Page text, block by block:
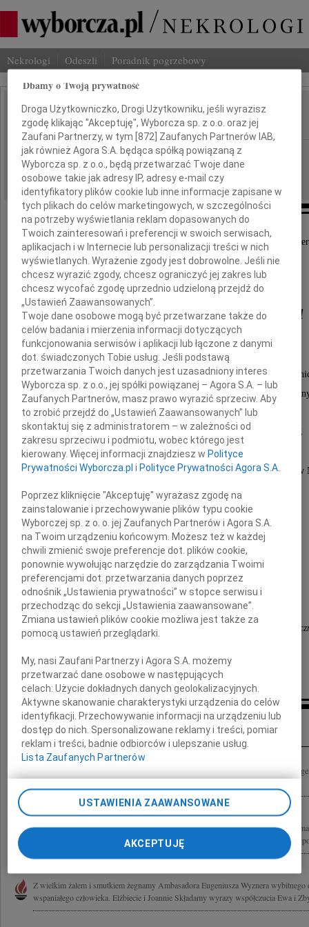
Nekrologi Odeszli Poradnik pogrzebowy
IMIĘ I NAZWISKO: Eugeniusz Wyzner
REGION: Warszawa
DATA EMISJI: 19.03.2026
Z głębokim żalem przyjęliśmy wiadomość o
Ambasadora
Eugeniusza Wyznera
dyplomaty,
wieloletniego pracownika Ministerstwa Spraw
oraz Sekretariatu Organizacji Narodów
Pełnił szereg odpowiedzialnych funkcji,
w tym zastępcy Sekretarza Generalnego ONZ
i wiceministra spraw zagranicznych.
Reprezentował Polskę jako Stały Przedstawiciel przy ONZ
oraz przy Biurze ONZ w Genewie.
Rodzinie i Bliskim
składamy wyrazy najgłębszego współczucia.
Koleżanki i Koledzy z Ministerstwa Spraw
Inne kondolencje
Z wielkim żalem żegnam wieloletniego przyjaciela Dożywotniego Ambasadora
Z ogromnym smutkiem przyjęliśmy wiadomość o śmierci Nestora Polskiej
Wyznera Żegnamy najwyższej klasy polskiego profesjonalnego dyplomatę drugiej
Z wielkim żalem i smutkiem żegnamy Ambasadora Eugeniusza Wyznera wybitnego
wspaniałego człowieka. Elżbiecie i Joannie Składamy wyrazy współczucia Ewa i
Dbamy o Twoją prywatność
Droga Użytkowniczko, Drogi Użytkowniku, jeśli wyrazisz
zgodę klikając "Akceptuję", Wyborcza sp. z o.o. oraz jej
Zaufani Partnerzy, w tym [872 ] Zaufanych Partnerów IAB,
jak również Agora S.A. będąca spółką powiązaną z
Wyborcza sp. z o.o., będą przetwarzać Twoje dane
osobowe takie jak adresy IP, adresy e-mail czy
identyfikatory plików cookie lub inne informacje zapisane w
tych plikach do celów marketingowych, w szczególności
na potrzeby wyświetlania reklam dopasowanych do
Twoich zainteresowań i preferencji w swoich serwisach,
aplikacjach i w Internecie lub personalizacji treści w nich
wyświetlanych. Wyrażenie zgody jest dobrowolne. Jeśli nie
chcesz wyrazić zgody, chcesz ograniczyć jej zakres lub
chcesz wycofać zgodę uprzednio udzieloną przejdź do
„Ustawień Zaawansowanych”.
Twoje dane osobowe mogą być przetwarzane także do
celów badania i mierzenia informacji dotyczących
funkcjonowania serwisów i aplikacji lub łączone z danymi
dot. świadczonych Tobie usług. Jeśli podstawą
przetwarzania Twoich danych jest uzasadniony interes
Wyborcza sp. z o.o., jej spółki powiązanej – Agora S.A. – lub
Zaufanych Partnerów, masz prawo wyrazić sprzeciw. Aby
to zrobić przejdź do „Ustawień Zaawansowanych” lub
skontaktuj się z administratorem – w zależności od
zakresu sprzeciwu i podmiotu, wobec którego jest
kierowany. Więcej informacji znajdziesz w Polityce
Prywatności Wyborcza.pl i Polityce Prywatności Agora S.A.
Poprzez kliknięcie "Akceptuję" wyrażasz zgodę na
zainstalowanie i przechowywanie plików typu cookie
Wyborczej sp. z o. o. jej Zaufanych Partnerów i Agora S.A.
na Twoim urządzeniu końcowym. Możesz też w każdej
chwili zmienić swoje preferencje dot. plików cookie,
ponownie wywołując narzędzie do zarządzania Twoimi
preferencjami dot. przetwarzania danych poprzez
odnośnik „Ustawienia prywatności” w stopce serwisu i
przechodząc do sekcji „Ustawienia zaawansowane”.
Zmiana ustawień plików cookie możliwa jest także za
pomocą ustawień przeglądarki.
My, nasi Zaufani Partnerzy i Agora S.A. możemy
przetwarzać dane osobowe w następujących
celach:Użycie dokładnych danych geolokalizacyjnych.
Aktywne skanowanie charakterystyki urządzenia do celów
identyfikacji. Przechowywanie informacji na urządzeniu lub
dostęp do nich. Spersonalizowane reklamy i treści, pomiar
reklam i treści, badnie odbiorców i ulepszanie usług.
Lista Zaufanych Partnerów
USTAWIENIA ZAAWANSOWANE
AKCEPTUJĘ